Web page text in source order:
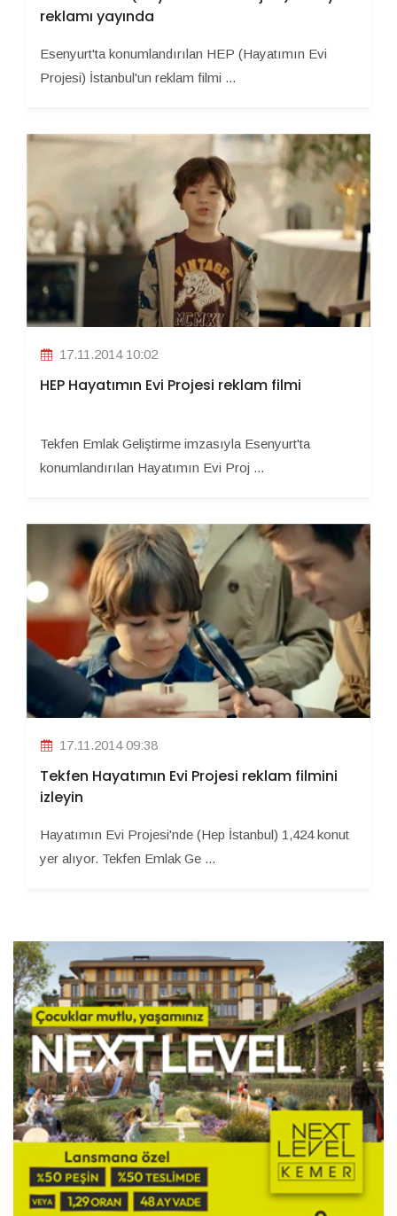
reklamı yayında
Esenyurt'ta konumlandırılan HEP (Hayatımın Evi
Projesi) İstanbul'un reklam filmi ...
17.11.2014 10:02
HEP Hayatımın Evi Projesi reklam filmi
Tekfen Emlak Geliştirme imzasıyla Esenyurt'ta
konumlandırılan Hayatımın Evi Proj ...
17.11.2014 09:38
Tekfen Hayatımın Evi Projesi reklam filmini
izleyin
Hayatımın Evi Projesi'nde (Hep İstanbul) 1,424 konut
yer alıyor. Tekfen Emlak Ge ...